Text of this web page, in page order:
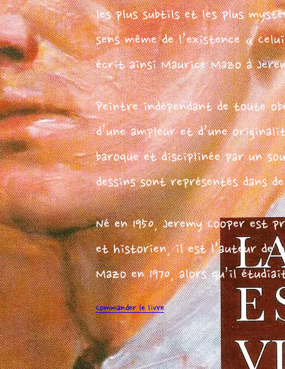
les plus subtils et les plus
sens même de l’existence «
écrit ainsi Maurice Mazo à
Peintre indépendant de toute
d’une ampleur et d’une
baroque et disciplinée par un
dessins sont représentés dans
Né en 1950, Jeremy Cooper est
et historien, il est l’auteur de
Mazo en 1970, alors qu’il
Commander le livre